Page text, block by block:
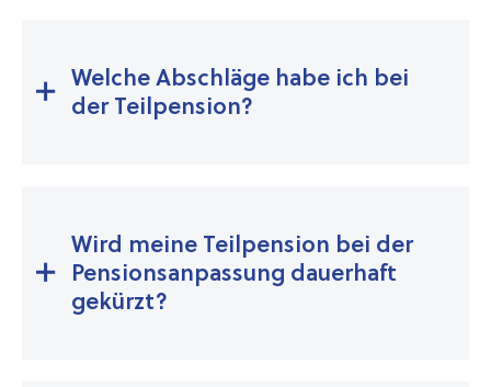
Welche Abschläge habe ich bei
der Teilpension?
Wird meine Teilpension bei der
Pensionsanpassung dauerhaft
gekürzt?